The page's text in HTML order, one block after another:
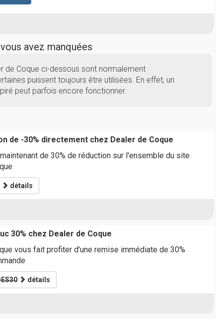
avez manquées
de Coque ci-dessous sont normalement
puissent toujours être utilisées. En effet, un
peut parfois encore fonctionner.
de -30% directement chez Dealer de Coque
de 30% de réduction sur l'ensemble du site
détails
30% chez Dealer de Coque
vous fait profiter d'une remise immédiate de 30%
détails